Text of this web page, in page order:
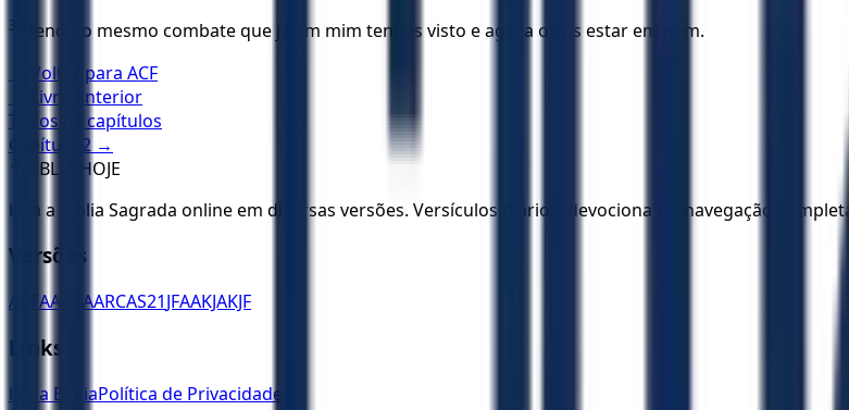
30
Tendo o mesmo combate que já em mim tendes visto e agora ouvis estar em mim.
← Voltar para ACF
← Livro anterior
Todos os capítulos
Capítulo
2 →
BÍBLIA HOJE
Leia a Bíblia Sagrada online em diversas versões. Versículos diários, devocionais e navegação completa.
Versões
ACFAA ARAARCAS21JFAAKJAKJF
Links
Ler a BíbliaPolítica de Privacidade